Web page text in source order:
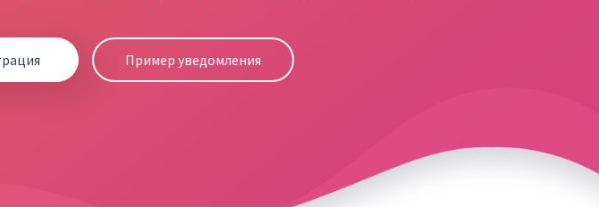
Пример уведомления